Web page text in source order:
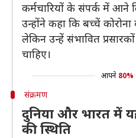
कर्मचारियों के संपर्क में आने
उन्होंने कहा कि बच्चें
लेकिन उन्हें संभावित
चाहिए।
आपने 80%
संक्रमण
दुनिया और भारत में
की स्थिति